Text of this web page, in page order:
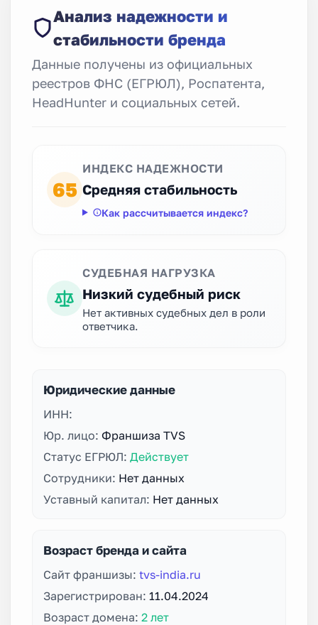
Анализ надежности и
стабильности бренда
Данные получены из официальных
реестров ФНС (ЕГРЮЛ), Роспатента,
HeadHunter и социальных сетей.
65
ИНДЕКС НАДЕЖНОСТИ
Средняя стабильность
Как рассчитывается индекс?
СУДЕБНАЯ НАГРУЗКА
Низкий судебный риск
Нет активных судебных дел в роли
ответчика.
Юридические данные
ИНН:
Юр. лицо: Франшиза TVS
Статус ЕГРЮЛ: Действует
Сотрудники: Нет данных
Уставный капитал: Нет данных
Возраст бренда и сайта
Сайт франшизы: tvs-india.ru
Зарегистрирован: 11.04.2024
Возраст домена: 2 лет